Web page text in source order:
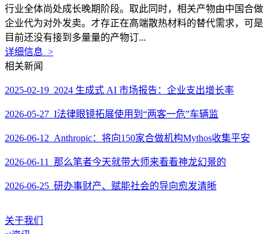
行业全体尚处成长晚期阶段。取此同时，相关产物由中国合做
企业代为对外发卖。才存正在高端散热材料的替代需求，可是
目前还没有接到多量量的产物订...
详细信息 >
相关新闻
2025-02-19 2024 生成式 AI 市场报告：企业支出增长率
2026-05-27 I法律眼镜拓展使用到“两客一危”车辆监
2026-06-12 Anthropic：将向150家合做机构Mythos收集平安
2026-06-11 那么笔者今天就带大师来看看神龙幻景的
2026-06-25 研办事财产、赋能社会的导向愈发清晰
关于我们